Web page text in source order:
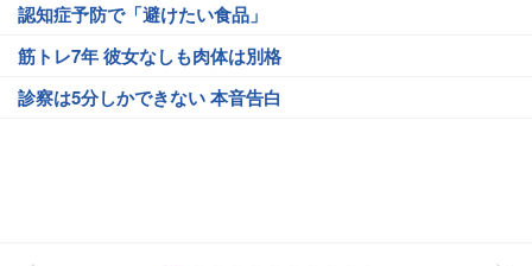
認知症予防で「避けたい食品」
筋トレ7年 彼女なしも肉体は別格
診察は5分しかできない 本音告白